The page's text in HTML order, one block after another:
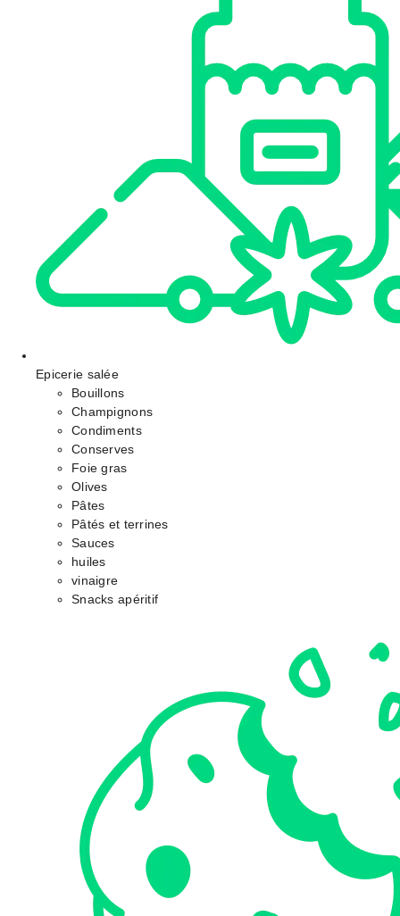
Epicerie salée
Bouillons
Champignons
Condiments
Conserves
Foie gras
Olives
Pâtes
Pâtés et terrines
Sauces
huiles
vinaigre
Snacks apéritif